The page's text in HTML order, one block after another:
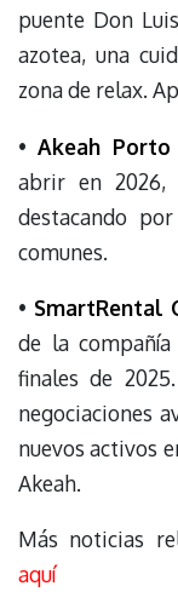
puente Don
azotea, una
zona de relax.
•Akeah Porto
abrir en 2026,
destacando
comunes.
• SmartRental
de la
finales de
negociaciones
nuevos activos
Akeah.
Más noticias
aquí